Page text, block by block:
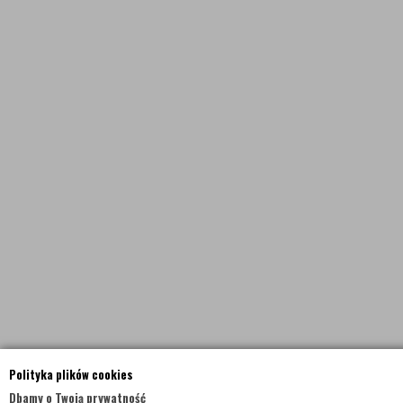
Polityka plików cookies
Dbamy o Twoją prywatność